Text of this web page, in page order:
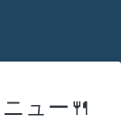
ュー🍴